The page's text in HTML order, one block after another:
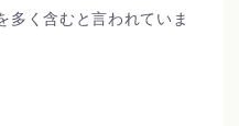
多く含むと言われていま